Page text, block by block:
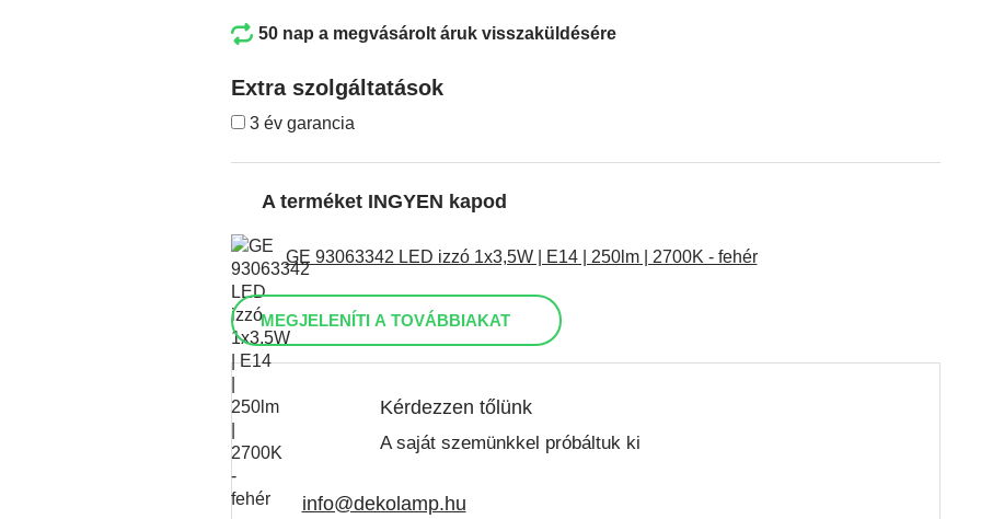
50 nap a megvásárolt áruk visszaküldésére
Extra szolgáltatások
3 év garancia
A terméket INGYEN kapod
GE 93063342 LED izzó 1x3,5W | E14 | 250lm | 2700K - fehér
MEGJELENÍTI A TOVÁBBIAKAT
Kérdezzen tőlünk
A saját szemünkkel próbáltuk ki
info@dekolamp.hu